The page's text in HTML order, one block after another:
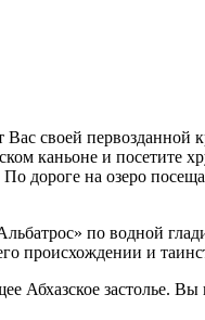
Вас своей первозданной
каньоне и посетите
дороге на озеро
по водной
происхождении и
Абхазское застолье.